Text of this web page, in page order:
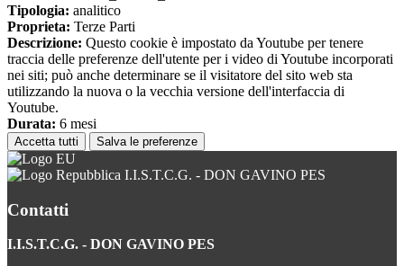
Tipologia: analitico
Proprieta: Terze Parti
Descrizione: Questo cookie è impostato da Youtube per tenere
traccia delle preferenze dell'utente per i video di Youtube incorporati
nei siti; può anche determinare se il visitatore del sito web sta
utilizzando la nuova o la vecchia versione dell'interfaccia di
Youtube.
Durata: 6 mesi
Accetta tutti Salva le preferenze
I.I.S.T.C.G. - DON GAVINO PES
Contatti
I.I.S.T.C.G. - DON GAVINO PES